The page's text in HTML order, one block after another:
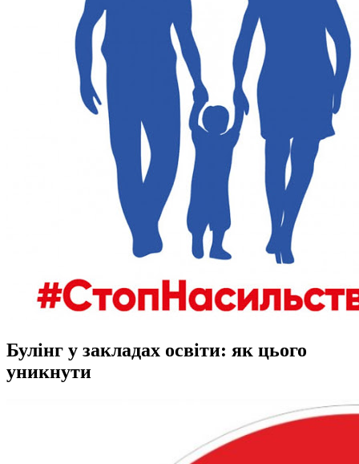
Булінг у закладах освіти: як цього
уникнути